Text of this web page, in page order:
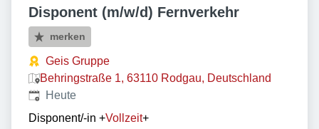
Disponent (m/w/d) Fernverkehr
merken
Geis Gruppe
Behringstraße 1, 63110 Rodgau, Deutschland
Veröffentlicht
Heute
Disponent/-in +Vollzeit+